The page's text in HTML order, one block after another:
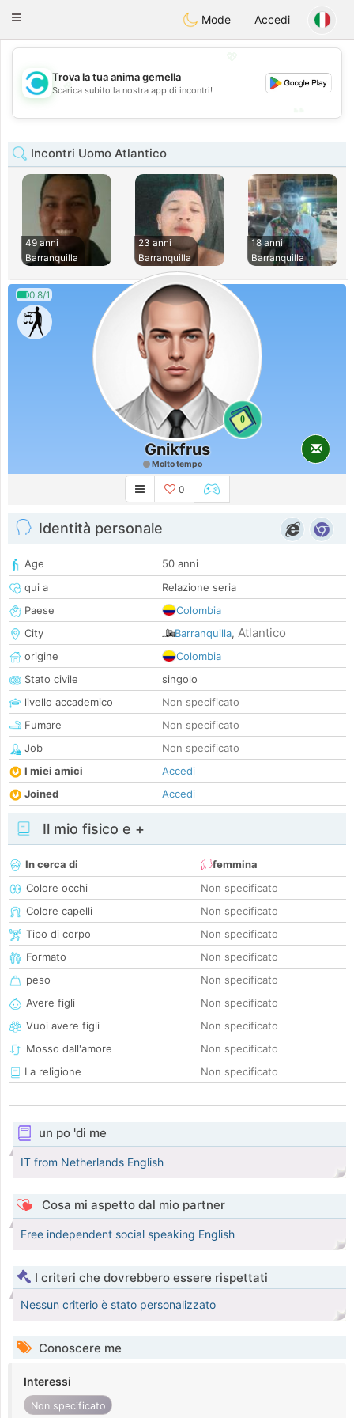
olombiaCitas
Toggle
Mode Accedi
💖
💕
Trova la tua anima gemella
Scarica subito la nostra app di incontri!
Incontri Uomo Atlantico
49 anni
Barranquilla
23 anni
Barranquilla
18 anni
Barranquilla
0.8/1
0
Gnikfrus
Molto tempo
0
Identità personale
Age
50 anni
qui a
Relazione seria
Paese
Colombia
City
Barranquilla, Atlantico
origine
Colombia
Stato civile
singolo
livello accademico
Non specificato
Fumare
Non specificato
Job
Non specificato
I miei amici
Accedi
Joined
Accedi
Il mio fisico e +
In cerca di
femmina
Colore occhi
Non specificato
Colore capelli
Non specificato
Tipo di corpo
Non specificato
Formato
Non specificato
peso
Non specificato
Avere figli
Non specificato
Vuoi avere figli
Non specificato
Mosso dall'amore
Non specificato
La religione
Non specificato
un po 'di me
IT from Netherlands English
Cosa mi aspetto dal mio partner
Free independent social speaking English
I criteri che dovrebbero essere rispettati
Nessun criterio è stato personalizzato
Conoscere me
Interessi
Non specificato